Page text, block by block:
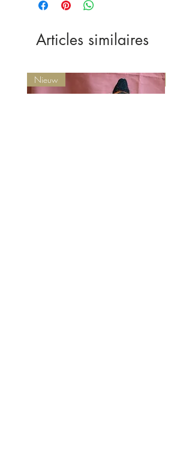
Articles similaires
Nieuw